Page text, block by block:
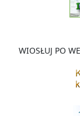
WIOSŁUJ PO